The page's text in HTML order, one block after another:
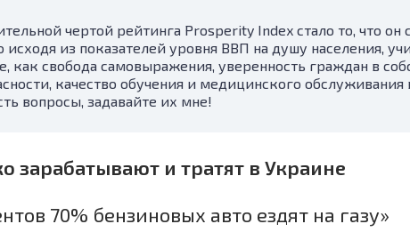
чертой рейтинга Prosperity Index стало то, что он
исходя из показателей уровня ВВП на душу населения,
как свобода самовыражения, уверенность граждан в
качество обучения и медицинского обслуживания
вопросы, задавайте их мне!
зарабатывают и тратят в Украине
70% бензиновых авто ездят на газу»